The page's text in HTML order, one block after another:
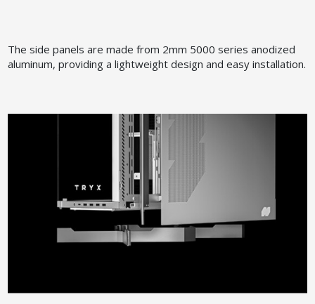
The side panels are made from 2mm 5000 series anodized
aluminum, providing a lightweight design and easy installation.